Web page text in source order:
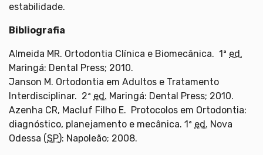
estabilidade.
Bibliografia
Almeida MR. Ortodontia Clínica e Biomecânica. 1ª ed.
Maringá: Dental Press; 2010.
Janson M. Ortodontia em Adultos e Tratamento
Interdisciplinar. 2ª ed. Maringá: Dental Press; 2010.
Azenha CR, Macluf Filho E. Protocolos em Ortodontia:
diagnóstico, planejamento e mecânica. 1ª ed. Nova
Odessa (SP): Napoleão; 2008.